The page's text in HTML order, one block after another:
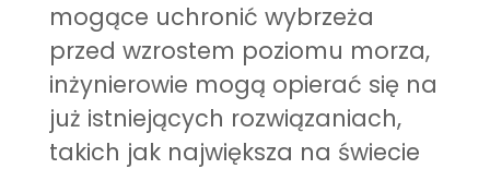
mogące uchronić wybrzeża
przed wzrostem poziomu morza,
inżynierowie mogą opierać się na
już istniejących rozwiązaniach,
takich jak największa na świecie